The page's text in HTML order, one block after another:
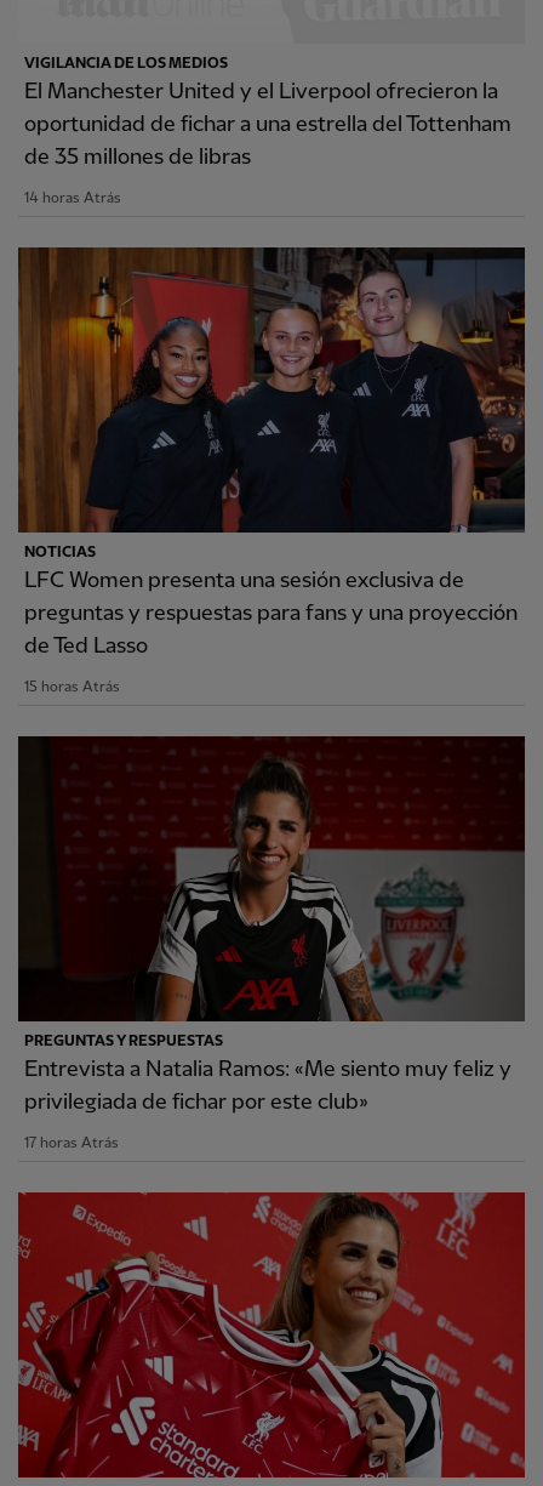
VIGILANCIA DE LOS MEDIOS
El Manchester United y el Liverpool ofrecieron la
oportunidad de fichar a una estrella del Tottenham
de 35 millones de libras
14 horas Atrás
NOTICIAS
LFC Women presenta una sesión exclusiva de
preguntas y respuestas para fans y una proyección
de Ted Lasso
15 horas Atrás
PREGUNTAS Y RESPUESTAS
Entrevista a Natalia Ramos: «Me siento muy feliz y
privilegiada de fichar por este club»
17 horas Atrás